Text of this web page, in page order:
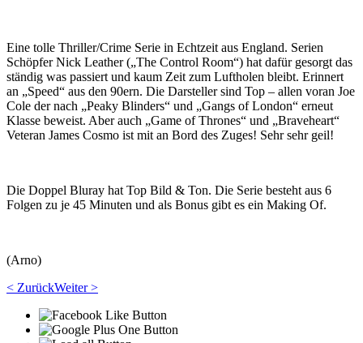
Eine tolle Thriller/Crime Serie in Echtzeit aus England. Serien
Schöpfer Nick Leather („The Control Room“) hat dafür gesorgt das
ständig was passiert und kaum Zeit zum Luftholen bleibt. Erinnert
an „Speed“ aus den 90ern. Die Darsteller sind Top – allen voran Joe
Cole der nach „Peaky Blinders“ und „Gangs of London“ erneut
Klasse beweist. Aber auch „Game of Thrones“ und „Braveheart“
Veteran James Cosmo ist mit an Bord des Zuges! Sehr sehr geil!
Die Doppel Bluray hat Top Bild & Ton. Die Serie besteht aus 6
Folgen zu je 45 Minuten und als Bonus gibt es ein Making Of.
(Arno)
< ZurückWeiter >